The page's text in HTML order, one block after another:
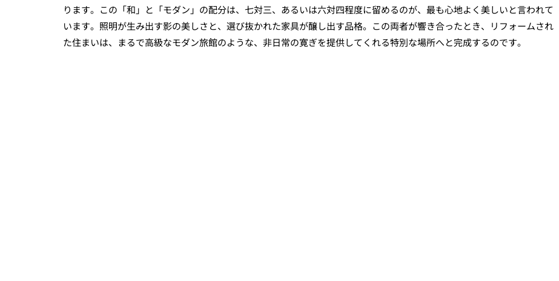
ります。この「和」と「モダン」の配分は、七対三、あるいは六対四程度に留めるのが、最も心地よく美しいと言われて
います。照明が生み出す影の美しさと、選び抜かれた家具が醸し出す品格。この両者が響き合ったとき、リフォームされ
た住まいは、まるで高級なモダン旅館のような、非日常の寛ぎを提供してくれる特別な場所へと完成するのです。